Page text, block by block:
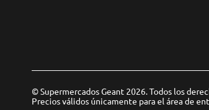
© Supermercados Geant 2026. Todos los
Precios válidos únicamente para el área de